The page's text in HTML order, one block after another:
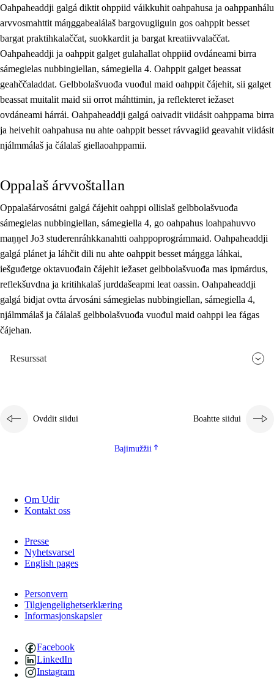
Oahpaheaddji galgá diktit ohppiid váikkuhit oahpahusa ja oahppanhálu
arvvosmahttit máŋggabealálaš bargovugiiguin gos oahppit besset
bargat praktihkalaččat, suokkardit ja bargat kreatiivvalaččat.
Oahpaheaddji ja oahppit galget gulahallat ohppiid ovdáneami birra
sámegielas nubbingiellan, sámegiella 4. Oahppit galget beassat
geahččaladdat. Gelbbolašvuođa vuođul maid oahppit čájehit, sii galget
beassat muitalit maid sii orrot máhttimin, ja reflekteret iežaset
ovdáneami hárrái. Oahpaheaddji galgá oaivadit viidásit oahppama birra
ja heivehit oahpahusa nu ahte oahppit besset rávvagiid geavahit viidásit
njálmmálaš ja čálalaš giellaoahppamii.
Oppalaš árvvoštallan
Oppalašárvosátni galgá čájehit oahppi ollislaš gelbbolašvuođa
sámegielas nubbingiellan, sámegiella 4, go oahpahus loahpahuvvo
maŋŋel Jo3 studerenráhkkanahtti oahppoprográmmaid. Oahpaheaddji
galgá plánet ja láhčit dili nu ahte oahppit besset máŋgga láhkai,
iešguđetge oktavuođain čájehit iežaset gelbbolašvuođa mas ipmárdus,
reflekšuvdna ja kritihkalaš jurddašeapmi leat oassin. Oahpaheaddji
galgá bidjat ovtta árvosáni sámegielas nubbingiellan, sámegiella 4,
njálmmálaš ja čálalaš gelbbolašvuođa vuođul maid oahppi lea fágas
čájehan.
Resurssat
Ovddit siidui Boahtte siidui
Bajimužžii
Om Udir
Kontakt oss
Presse
Nyhetsvarsel
English pages
Personvern
Tilgjengelighetserklæring
Informasjonskapsler
Facebook
LinkedIn
Instagram